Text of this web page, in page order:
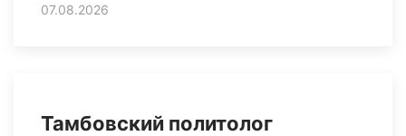
07.08.2026
Тамбовский политолог